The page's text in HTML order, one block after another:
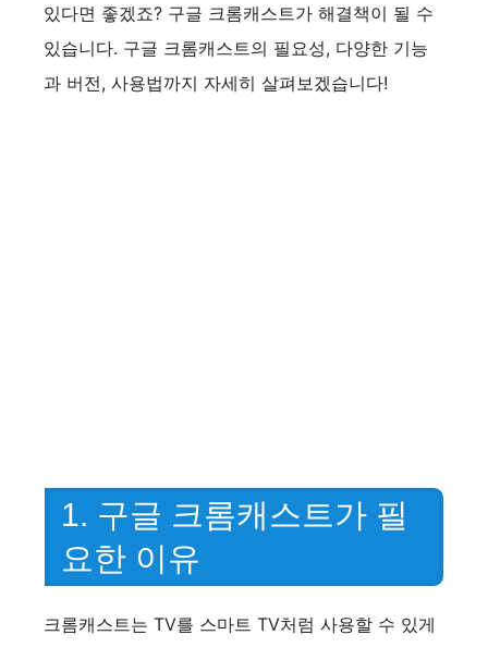
있다면 좋겠죠? 구글 크롬캐스트가 해결책이 될 수
있습니다. 구글 크롬캐스트의 필요성, 다양한 기능
과 버전, 사용법까지 자세히 살펴보겠습니다!
1. 구글 크롬캐스트가 필
요한 이유
크롬캐스트는 TV를 스마트 TV처럼 사용할 수 있게